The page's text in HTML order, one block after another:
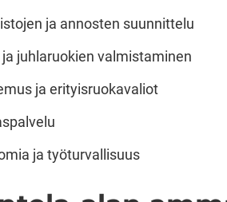
ja annosten suunnittelu
juhlaruokien valmistaminen
ja erityisruokavaliot
ja työturvallisuus